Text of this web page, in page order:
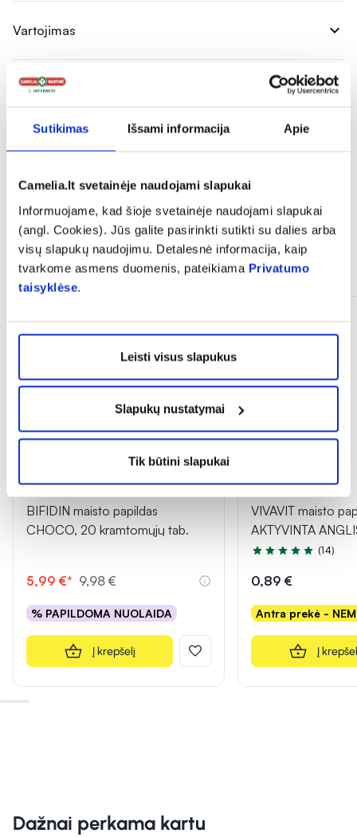
Sutikimas Išsami informacija Apie
Camelia.lt svetainėje naudojami slapukai
Informuojame, kad šioje svetainėje naudojami slapukai
(angl. Cookies). Jūs galite pasirinkti sutikti su dalies arba
visų slapukų naudojimu. Detalesnė informacija, kaip
tvarkome asmens duomenis, pateikiama Privatumo
taisyklėse.
Leisti visus slapukus
Slapukų nustatymai
Tik būtini slapukai
Vartojimas expand_more
Instrukcijos ir informacija expand_more
Atsiliepimai (4)
Panašios prekės
-40% *
BIFIDIN maisto papildas
CHOCO, 20 kramtomųjų tab.
5,99 €* 9,98 €
% PAPILDOMA NUOLAIDA
Į krepšelį
1+1
VIVAVIT maisto
AKTYVINTA
Įvertinimas 5.0 iš 5
(14)
0,89 €
Antra prekė -
Į
Dažnai perkama kartu